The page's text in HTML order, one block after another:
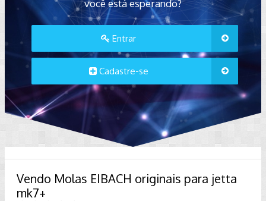
você está esperando?
Entrar
Cadastre-se
Vendo Molas EIBACH originais para jetta
mk7+